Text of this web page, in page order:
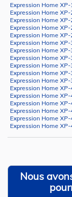
Expression Home
Expression Home
Expression Home
Expression Home XP-
Expression Home
Expression Home
Expression Home
Expression Home XP-
Expression Home
Expression Home XP-
Expression Home XP-
Expression Home XP-
Expression Home
Expression Home XP-
Expression Home
Expression Home
Expression Home
Nous